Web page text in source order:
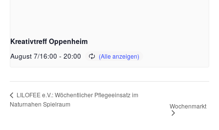
Kreativtreff Oppenheim
August 7/16:00 - 20:00
LILOFEE e.V.: Wöchentlicher Pflegeeinsatz im
Naturnahen Spielraum
Wochenmarkt